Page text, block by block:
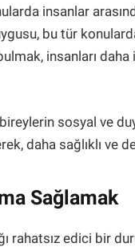
insanlar
bu tür
insanları
sosyal ve
daha sağlıklı ve
Sağlamak
rahatsız edici bir